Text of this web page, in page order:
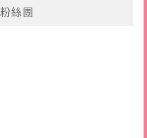
絲團